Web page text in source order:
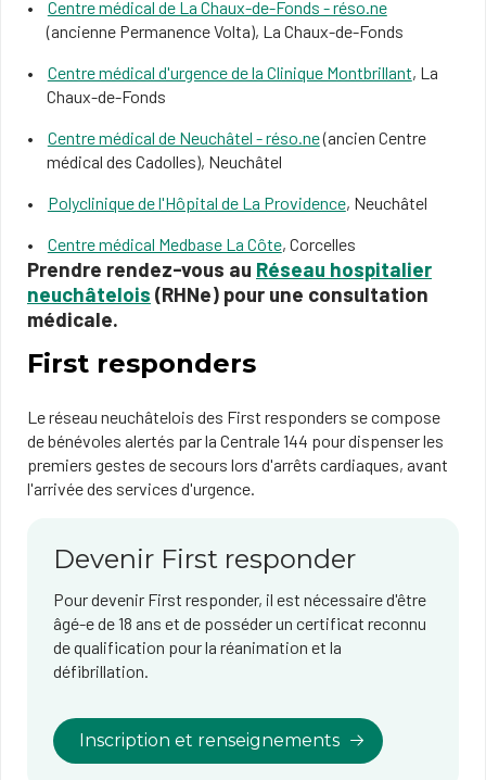
Centre médical de La Chaux-de-Fonds - réso.ne
(ancienne Permanence Volta), La Chaux-de-Fonds
Centre médical d'urgence de la Clinique Montbrillant, La
Chaux-de-Fonds
Centre médical de Neuchâtel - réso.ne(ancien Centre
médical des Cadolles), Neuchâtel
Polyclinique de l'Hôpital de La Providence, Neuchâtel
Centre médical Medbase La Côte, Corcelles
Prendre rendez-vous au Réseau hospitalier
neuchâtelois (RHNe) pour une consultation
médicale.
First responders
Le réseau neuchâtelois des First responders se compose
de bénévoles alertés par la Centrale 144 pour dispenser les
premiers gestes de secours lors d'arrêts cardiaques, avant
l'arrivée des services d'urgence.
Devenir First responder
Pour devenir First responder, il est nécessaire d'être
âgé-e de 18 ans et de posséder un certificat reconnu
de qualification pour la réanimation et la
défibrillation.
Inscription et renseignements